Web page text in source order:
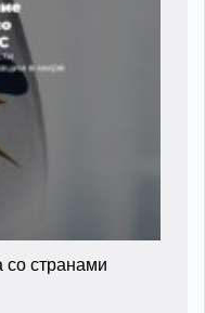
со странами